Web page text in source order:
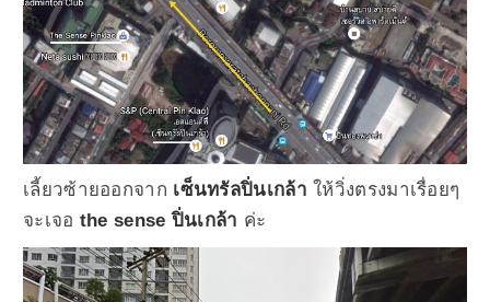
เลี้ยวซ้ายออกจาก เซ็นทรัลปิ่นเกล้า ให้วิ่งตรงมาเรื่อยๆ
จะเจอ the sense ปิ่นเกล้า ค่ะ